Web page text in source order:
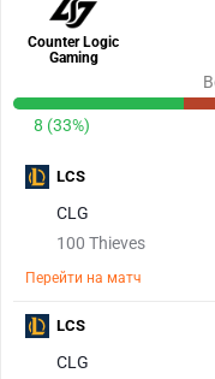
Counter Logic
Gaming
8 (33%)
CLG
100 Thieves
Перейти на матч
LCS
CLG
LCS